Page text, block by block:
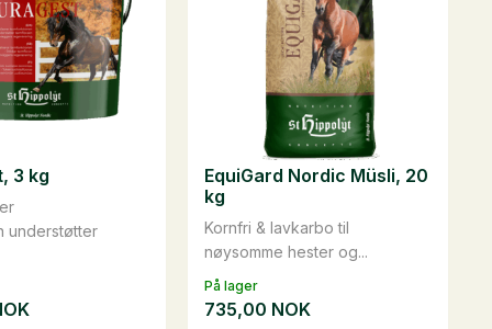
understøtter
3 kg
På lager
Kornfri & lavkarbo til
nøysomme hester og...
EquiGard Nordic Müsli, 20
kg
735,00 NOK